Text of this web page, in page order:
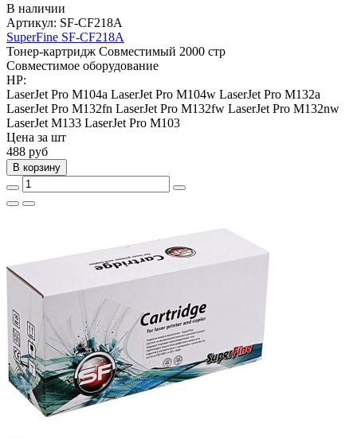
В наличии
Артикул: SF-CF218A
SuperFine SF-CF218A
Тонер-картридж Совместимый 2000 стр
Совместимое оборудование
HP:
LaserJet Pro M104a LaserJet Pro M104w LaserJet Pro M132a
LaserJet Pro M132fn LaserJet Pro M132fw LaserJet Pro M132nw
LaserJet M133 LaserJet Pro M103
Цена за шт
488 руб
В корзину